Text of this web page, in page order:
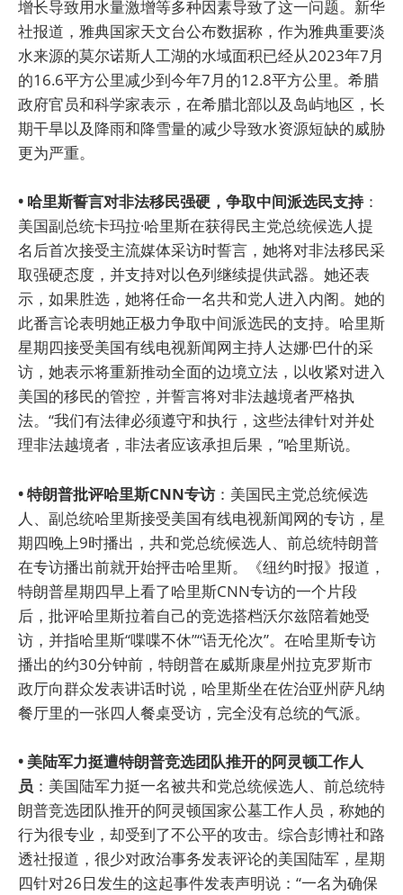
增长导致用水量激增等多种因素导致了这一问题。新华
社报道，雅典国家天文台公布数据称，作为雅典重要淡
水来源的莫尔诺斯人工湖的水域面积已经从2023年7月
的16.6平方公里减少到今年7月的12.8平方公里。希腊
政府官员和科学家表示，在希腊北部以及岛屿地区，长
期干旱以及降雨和降雪量的减少导致水资源短缺的威胁
更为严重。
• 哈里斯誓言对非法移民强硬，争取中间派选民支持：
美国副总统卡玛拉·哈里斯在获得民主党总统候选人提
名后首次接受主流媒体采访时誓言，她将对非法移民采
取强硬态度，并支持对以色列继续提供武器。她还表
示，如果胜选，她将任命一名共和党人进入内阁。她的
此番言论表明她正极力争取中间派选民的支持。哈里斯
星期四接受美国有线电视新闻网主持人达娜·巴什的采
访，她表示将重新推动全面的边境立法，以收紧对进入
美国的移民的管控，并誓言将对非法越境者严格执
法。“我们有法律必须遵守和执行，这些法律针对并处
理非法越境者，非法者应该承担后果，”哈里斯说。
• 特朗普批评哈里斯CNN专访 ：美国民主党总统候选
人、副总统哈里斯接受美国有线电视新闻网的专访，星
期四晚上9时播出，共和党总统候选人、前总统特朗普
在专访播出前就开始抨击哈里斯。《纽约时报》报道，
特朗普星期四早上看了哈里斯CNN专访的一个片段
后，批评哈里斯拉着自己的竞选搭档沃尔兹陪着她受
访，并指哈里斯“喋喋不休”“语无伦次”。在哈里斯专访
播出的约30分钟前，特朗普在威斯康星州拉克罗斯市
政厅向群众发表讲话时说，哈里斯坐在佐治亚州萨凡纳
餐厅里的一张四人餐桌受访，完全没有总统的气派。
• 美陆军力挺遭特朗普竞选团队推开的阿灵顿工作人
员 ：美国陆军力挺一名被共和党总统候选人、前总统特
朗普竞选团队推开的阿灵顿国家公墓工作人员，称她的
行为很专业，却受到了不公平的攻击。综合彭博社和路
透社报道，很少对政治事务发表评论的美国陆军，星期
四针对26日发生的这起事件发表声明说：“一名为确保